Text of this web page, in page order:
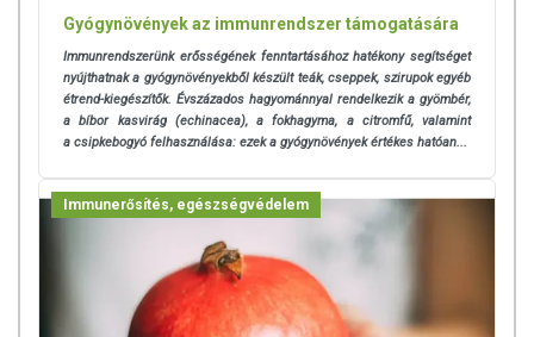
Gyógynövények az immunrendszer támogatására
Immunrendszerünk erősségének fenntartásához hatékony segítséget
nyújthatnak a gyógynövényekből készült teák, cseppek, szirupok egyéb
étrend-kiegészítők. Évszázados hagyománnyal rendelkezik a gyömbér,
a bíbor kasvirág (echinacea), a fokhagyma, a citromfű, valamint
a csipkebogyó felhasználása: ezek a gyógynövények értékes hatóan...
Immunerősítés, egészségvédelem